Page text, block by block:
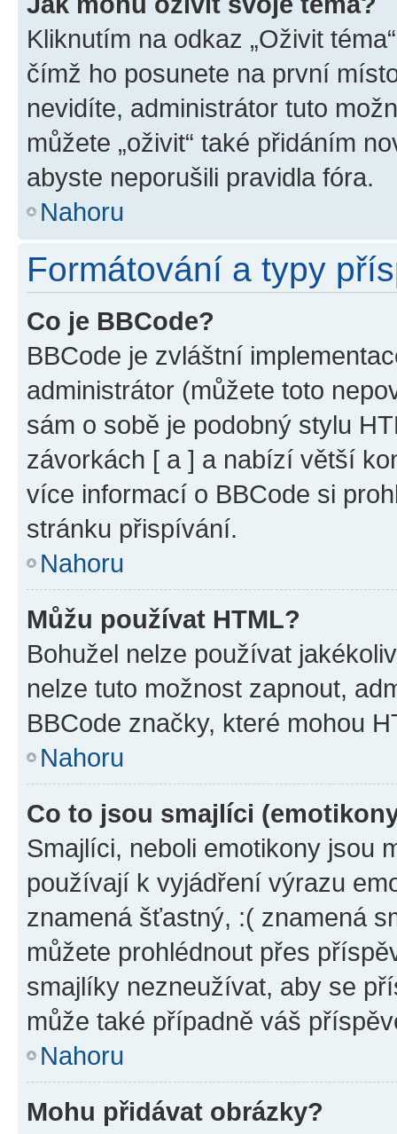
Kliknutím na odkaz „Oživit
čímž ho posunete na první
nevidíte, administrátor tuto
můžete „oživit“ také přidáním
abyste neporušili pravidla fóra.
Nahoru
Formátování a typy
Co je BBCode?
BBCode je zvláštní
administrátor (můžete toto
sám o sobě je podobný stylu
závorkách [ a ] a nabízí větší
více informací o BBCode si
stránku přispívání.
Nahoru
Můžu používat HTML?
Bohužel nelze používat
nelze tuto možnost zapnout,
BBCode značky, které mohou
Nahoru
Co to jsou smajlíci
Smajlíci, neboli emotikony jsou
používají k vyjádření výrazu
znamená šťastný, :( znamená
můžete prohlédnout přes
smajlíky nezneužívat, aby se
může také případně váš
Nahoru
Mohu přidávat obrázky?